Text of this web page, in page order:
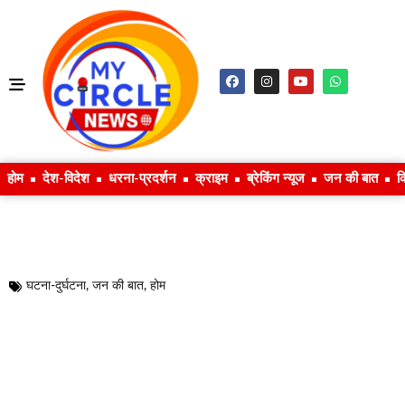
होम देश-विदेश धरना-प्रदर्शन क्राइम ब्रेकिंग न्यूज जन की बात
घटना-दुर्घटना, जन की बात, होम